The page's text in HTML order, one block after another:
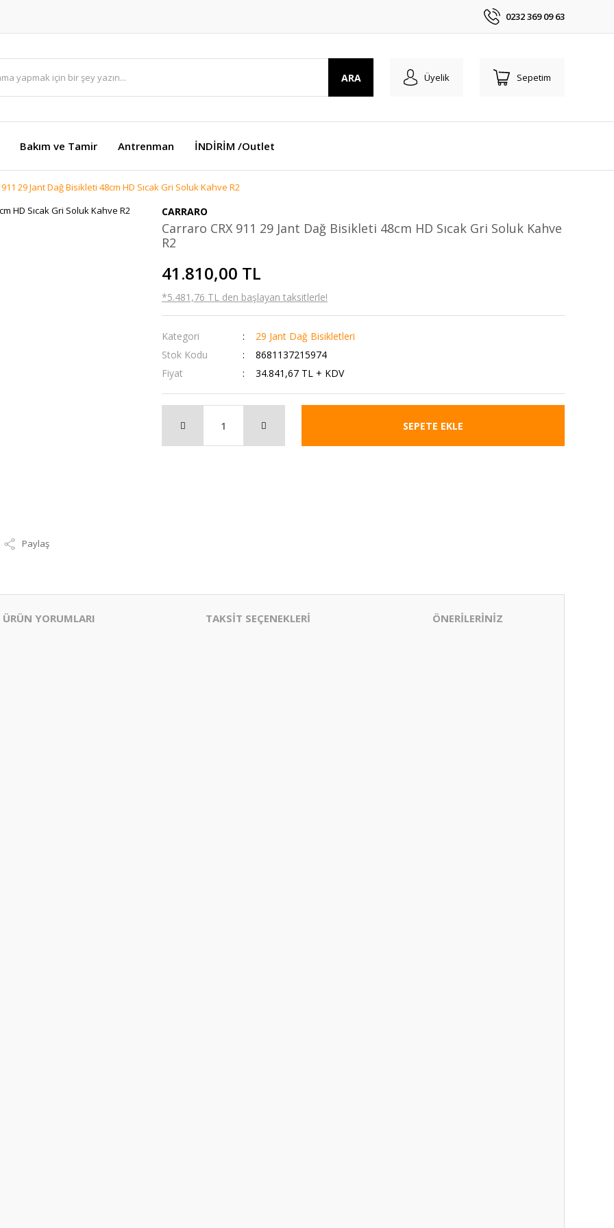
0232 369 09 63
ARA Üyelik Sepetim
Bakım ve Tamir Antrenman İNDİRİM /Outlet
29 Jant Dağ Bisikleti 48cm HD Sıcak Gri Soluk Kahve R2
Paylaş
CARRARO
Carraro CRX 911 29 Jant Dağ Bisikleti 48cm HD Sıcak Gri Soluk Kahve
R2
41.810,00 TL
*5.481,76 TL den başlayan taksitlerle!
Kategori
29 Jant Dağ Bisikletleri
Stok Kodu
8681137215974
Fiyat
34.841,67 TL + KDV
SEPETE EKLE
ÜRÜN YORUMLARI TAKSİT SEÇENEKLERİ ÖNERİLERİNİZ